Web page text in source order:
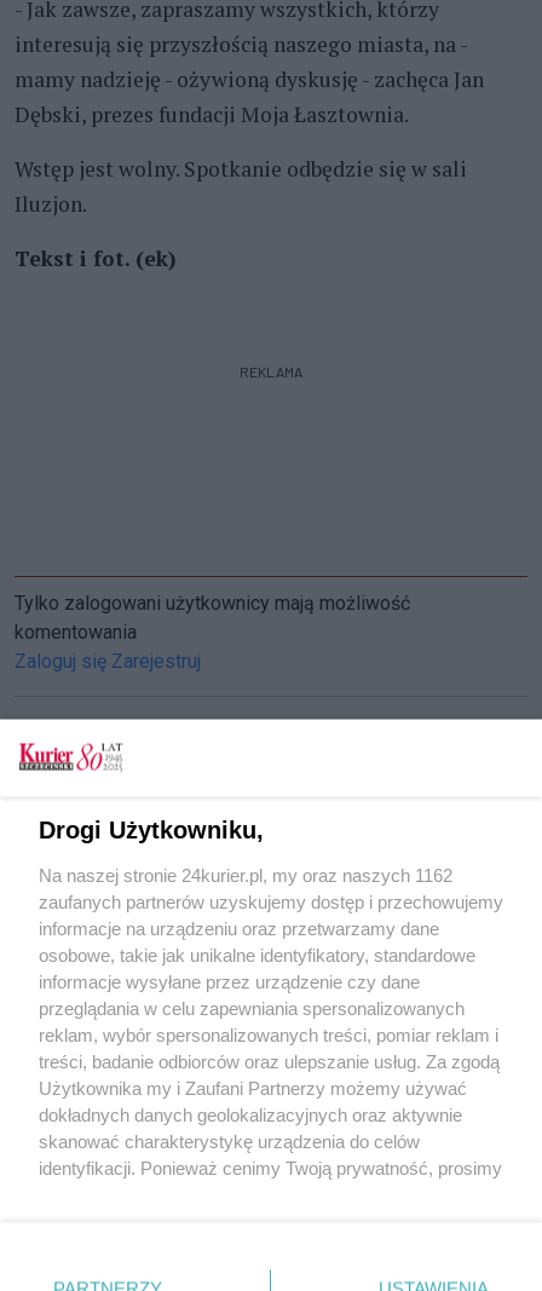
- Jak zawsze, zapraszamy wszystkich, którzy
interesują się przyszłością naszego miasta, na -
mamy nadzieję - ożywioną dyskusję - zachęca Jan
Dębski, prezes fundacji Moja Łasztownia.
Wstęp jest wolny. Spotkanie odbędzie się w sali
Iluzjon.
Tekst i fot. (ek)
REKLAMA
Tylko zalogowani użytkownicy mają możliwość
komentowania
Zaloguj się Zarejestruj
Piosenki Niemena
Łasztownia. Koncepcja już jest
Marek Czasnojć w Starej Rzeźni
POGODA
25℃
Zobacz prognozę na 3 dni
Copyright © 2022 Kurier Szczeciński sp. z o.o.
Drogi Użytkowniku,
Na naszej stronie 24kurier.pl, my oraz naszych 1162
zaufanych partnerów uzyskujemy dostęp i przechowujemy
informacje na urządzeniu oraz przetwarzamy dane
osobowe, takie jak unikalne identyfikatory, standardowe
informacje wysyłane przez urządzenie czy dane
przeglądania w celu zapewniania spersonalizowanych
reklam, wybór spersonalizowanych treści, pomiar reklam i
treści, badanie odbiorców oraz ulepszanie usług. Za zgodą
Użytkownika my i Zaufani Partnerzy możemy używać
dokładnych danych geolokalizacyjnych oraz aktywnie
skanować charakterystykę urządzenia do celów
identyfikacji. Ponieważ cenimy Twoją prywatność, prosimy
prywatności znajdujący się w lewym dolnym rogu strony